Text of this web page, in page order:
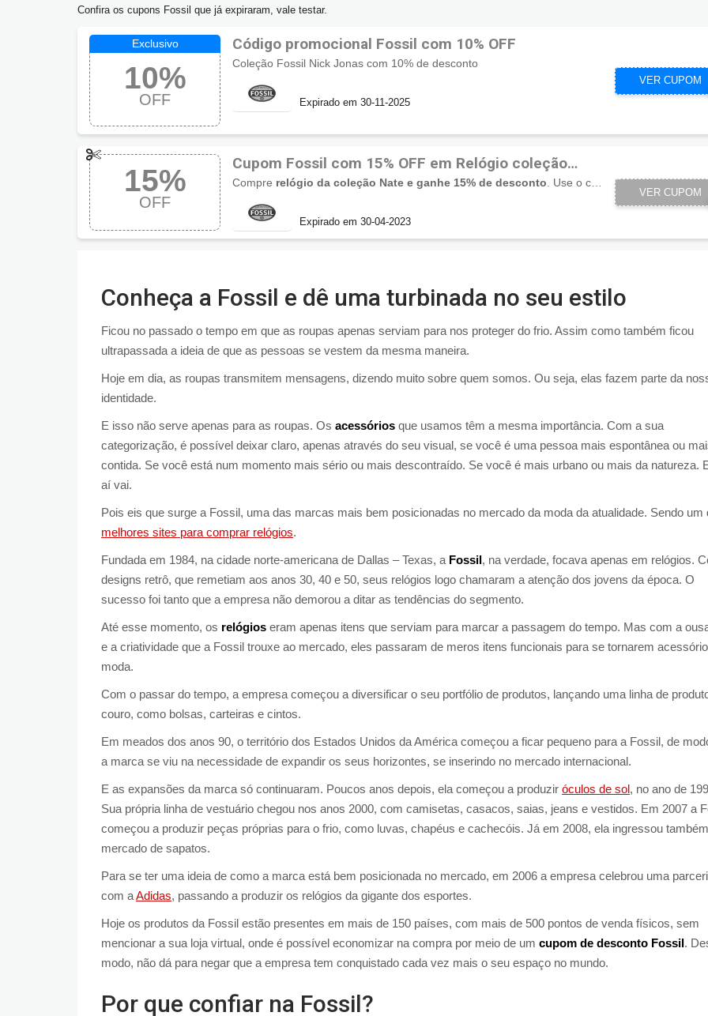
Confira os cupons Fossil que já expiraram, vale testar.
10%
OFF
Código promocional Fossil com 10% OFF
Coleção Fossil Nick Jonas com 10% de desconto
Expirado em 30-11-2025
VER CUPOM
15%
OFF
Cupom Fossil com 15% OFF em Relógio coleção
Nate
Compre relógio da coleção Nate e ganhe 15% de desconto. Use o cupom e economize!
Expirado em 30-04-2023
VER CUPOM
Conheça a Fossil e dê uma turbinada no seu estilo
Ficou no passado o tempo em que as roupas apenas serviam para nos proteger do frio. Assim como também ficou
ultrapassada a ideia de que as pessoas se vestem da mesma maneira.
Hoje em dia, as roupas transmitem mensagens, dizendo muito sobre quem somos. Ou seja, elas fazem parte da
identidade.
E isso não serve apenas para as roupas. Os acessórios que usamos têm a mesma importância. Com a sua
categorização, é possível deixar claro, apenas através do seu visual, se você é uma pessoa mais espontânea ou
contida. Se você está num momento mais sério ou mais descontraído. Se você é mais urbano ou mais da natureza.
aí vai.
Pois eis que surge a Fossil, uma das marcas mais bem posicionadas no mercado da moda da atualidade. Sendo um
melhores sites para comprar relógios.
Fundada em 1984, na cidade norte-americana de Dallas – Texas, a Fossil, na verdade, focava apenas em relógios.
designs retrô, que remetiam aos anos 30, 40 e 50, seus relógios logo chamaram a atenção dos jovens da época. O
sucesso foi tanto que a empresa não demorou a ditar as tendências do segmento.
Até esse momento, os relógios eram apenas itens que serviam para marcar a passagem do tempo. Mas com a
e a criatividade que a Fossil trouxe ao mercado, eles passaram de meros itens funcionais para se tornarem
moda.
Com o passar do tempo, a empresa começou a diversificar o seu portfólio de produtos, lançando uma linha de
couro, como bolsas, carteiras e cintos.
Em meados dos anos 90, o território dos Estados Unidos da América começou a ficar pequeno para a Fossil, de
a marca se viu na necessidade de expandir os seus horizontes, se inserindo no mercado internacional.
E as expansões da marca só continuaram. Poucos anos depois, ela começou a produzir óculos de sol, no ano de
Sua própria linha de vestuário chegou nos anos 2000, com camisetas, casacos, saias, jeans e vestidos. Em 2007 a
começou a produzir peças próprias para o frio, como luvas, chapéus e cachecóis. Já em 2008, ela ingressou
mercado de sapatos.
Para se ter uma ideia de como a marca está bem posicionada no mercado, em 2006 a empresa celebrou uma
com aAdidas, passando a produzir os relógios da gigante dos esportes.
Hoje os produtos da Fossil estão presentes em mais de 150 países, com mais de 500 pontos de venda físicos, sem
mencionar a sua loja virtual, onde é possível economizar na compra por meio de um cupom de desconto Fossil.
modo, não dá para negar que a empresa tem conquistado cada vez mais o seu espaço no mundo.
Por que confiar na Fossil?